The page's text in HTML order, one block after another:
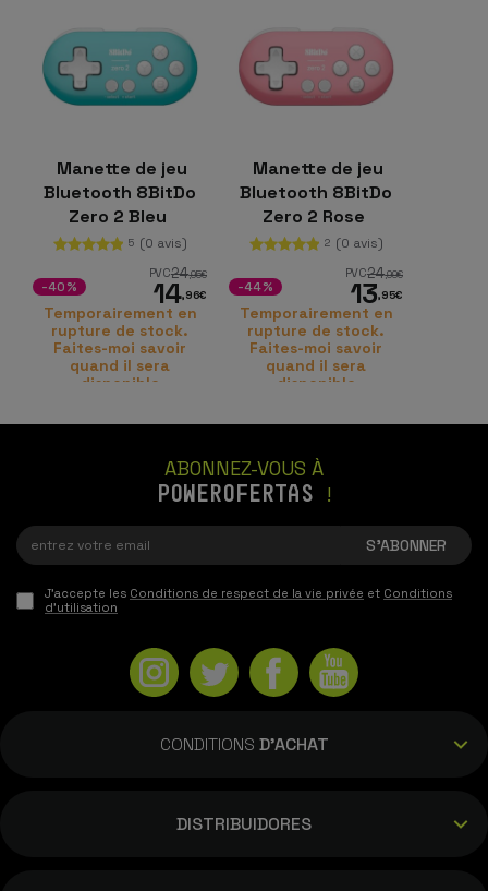
Manette de jeu
Bluetooth 8BitDo
Zero 2 Bleu
5 (0 avis)
PVC24,95€
14,96€
-40%
Temporairement en
rupture de stock.
Faites-moi savoir
quand il sera
disponible
Manette de jeu
Bluetooth 8BitDo
Zero 2 Rose
2 (0 avis)
PVC24,99€
13,95€
-44%
Temporairement en
rupture de stock.
Faites-moi savoir
quand il sera
disponible
ABONNEZ-VOUS À
POWEROFERTAS !
J'accepte les Conditions de respect de la vie privée et Conditions
d'utilisation
CONDITIONS D'ACHAT
DISTRIBUIDORES